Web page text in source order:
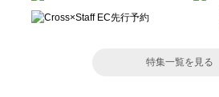
特集一覧を見る